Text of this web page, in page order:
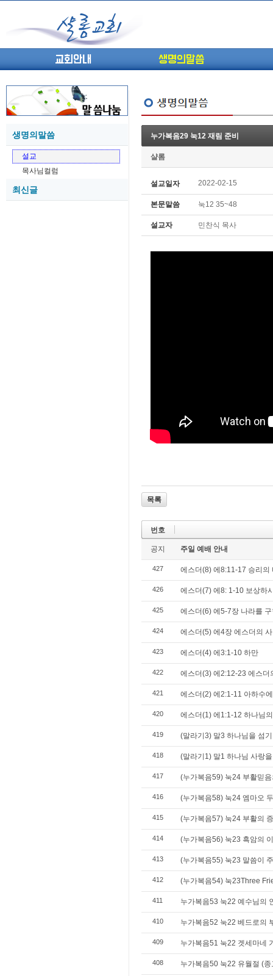
교회안내 생명의말씀
생명의말씀
설교
목사님컬럼
최신글
05-26 (고린도전서12) 고전7:23-40 ...
05-20 (고린도전서10) 고전6:1~11 ...
05-20 (고린도전서9) 고전5:1-13 ...
05-18 (고린도전서7) 고전4:1-8 판...
누가복음29 눅12 재림 준비
샬롬
설교일자 2022-02-15
본문말씀 눅12 35~48
설교자 민찬식 목사
목록
번호
공지 주일 예배 안내
427 에스더(8) 에8:11-17 승리의
426 에스더(7) 에8: 1-10 보상하
425 에스더(6) 에5-7장 나라를
424 에스더(5) 에4장 에스더의
423 에스더(4) 에3:1-10 하만
422 에스더(3) 에2:12-23 에스더
421 에스더(2) 에2:1-11 아하수
420 에스더(1) 에1:1-12 하나님
419 (말라기3) 말3 하나님을 섬
418 (말라기1) 말1 하나님 사랑
417 (누가복음59) 눅24 부활믿
416 (누가복음58) 눅24 엠마오
415 (누가복음57) 눅24 부활의
414 (누가복음56) 눅23 흑암의
413 (누가복음55) 눅23 말씀이
412 (누가복음54) 눅23Three
411 누가복음53 눅22 예수님의
410 누가복음52 눅22 베드로의
409 누가복음51 눅22 겟세마네
408 누가복음50 눅22 유월절 (